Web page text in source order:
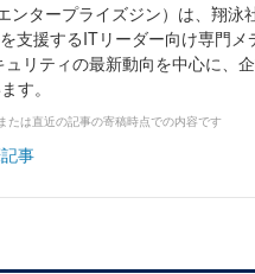
ンタープライズジン）は、翔泳
支援するITリーダー向け専門メ
リティの最新動向を中心に、
す。
たは直近の記事の寄稿時点での内容です
事